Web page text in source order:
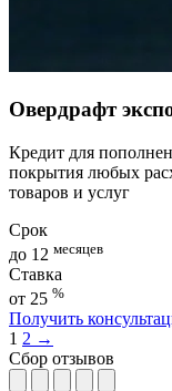
Овердрафт
Кредит для
покрытия любых
товаров и услуг
Срок
до 12 месяцев
Ставка
от 25 %
Получить
1 2 →
Сбор отзывов